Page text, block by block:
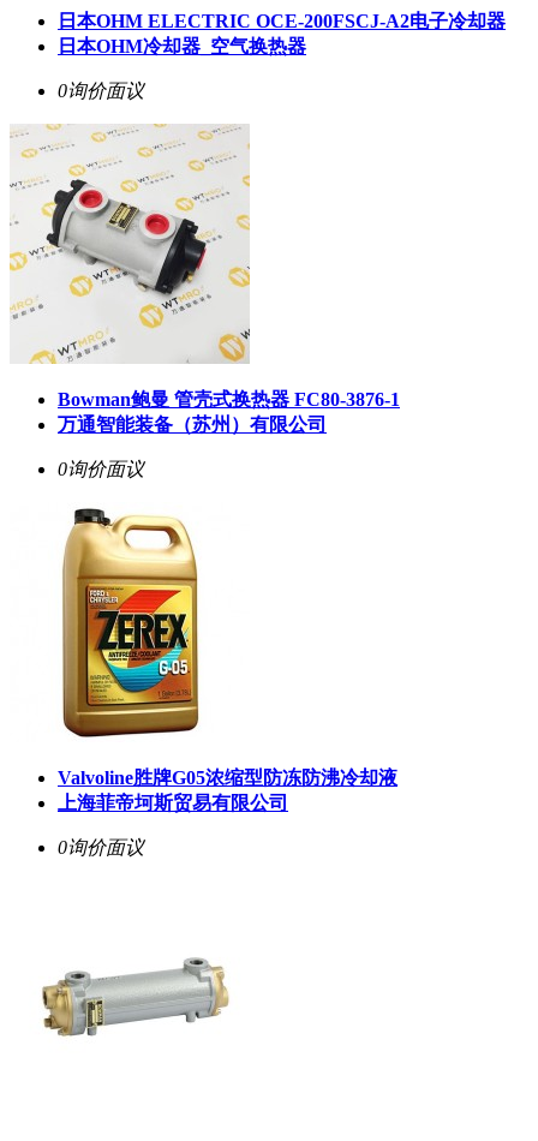
日本OHM ELECTRIC OCE-200FSCJ-A2电子冷却器
日本OHM冷却器_空气换热器
0询价面议
Bowman鲍曼 管壳式换热器 FC80-3876-1
万通智能装备（苏州）有限公司
0询价面议
Valvoline胜牌G05浓缩型防冻防沸冷却液
上海菲帝坷斯贸易有限公司
0询价面议